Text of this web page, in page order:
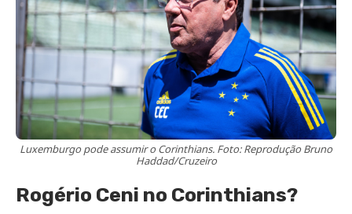
Luxemburgo pode assumir o Corinthians. Foto: Reprodução Bruno
Haddad/Cruzeiro
Rogério Ceni no Corinthians?